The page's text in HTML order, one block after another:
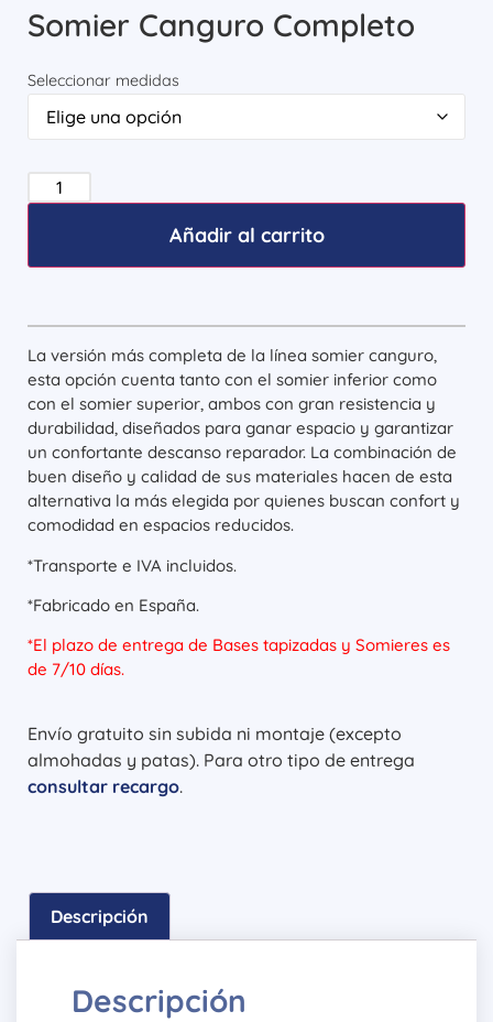
Somier Canguro Completo
Seleccionar medidas
Añadir al carrito
La versión más completa de la línea somier canguro,
esta opción cuenta tanto con el somier inferior como
con el somier superior, ambos con gran resistencia y
durabilidad, diseñados para ganar espacio y garantizar
un confortante descanso reparador. La combinación de
buen diseño y calidad de sus materiales hacen de esta
alternativa la más elegida por quienes buscan confort y
comodidad en espacios reducidos.
*Transporte e IVA incluidos.
*Fabricado en España.
*El plazo de entrega de Bases tapizadas y Somieres es
de 7/10 días.
Envío gratuito sin subida ni montaje (excepto
almohadas y patas). Para otro tipo de entrega
consultar recargo.
Descripción
Descripción